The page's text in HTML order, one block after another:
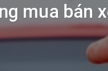
mua bán